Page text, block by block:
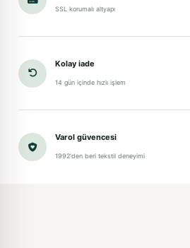
SSL korumalı altyapı
Kolay iade
14 gün içinde hızlı işlem
Varol güvencesi
1992'den beri tekstil deneyimi